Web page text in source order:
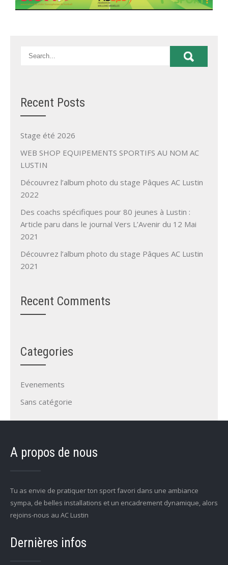
Recent Posts
Stage été 2026
WEB SHOP EQUIPEMENTS SPORTIFS AU NOM AC
LUSTIN
Découvrez l’album photo du stage Pâques AC Lustin
2022
Des coachs spécifiques pour 80 jeunes à Lustin :
Article paru dans le journal Vers L’Avenir du 12 Mai
2021
Découvrez l’album photo du stage Pâques AC Lustin
2021
Recent Comments
Categories
Evenements
Sans catégorie
A propos de nous
Tu as envie de pratiquer ton sport favori dans une ambiance
sympa, de belles installations et un encadrement dynamique, alors
rejoins-nous au AC Lustin
Dernières infos